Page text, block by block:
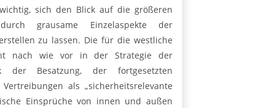
sich den Blick auf die größeren
grausame Einzelaspekte der
zu lassen. Die für die westliche
nach wie vor in der Strategie der
Besatzung, der fortgesetzten
als „sicherheitsrelevante
Einsprüche von innen und außen